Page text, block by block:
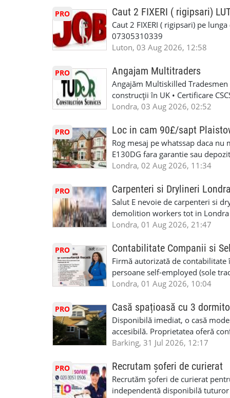
informații, contactați-ne la: 📞
PRO Caut 2 FIXERI ( rigipsari)
Caut 2 FIXERI ( rigipsari) pe
07305310339
Luton, 03 Aug 2026, 12:58
PRO Angajam Multitraders
Angajăm Multiskilled
construcții în UK • Certificare
specializate (căutăm
interioare • Permis de
(reprezintă un avantaj
performanță • £200 – £250 pe
posibilități reale de avansare •
oră pauză de masă) •
Londra, 03 Aug 2026, 02:52
PRO Loc in cam 90£/sapt
Rog mesaj pe whatssap daca nu
E130DG fara garantie sau
fiecare pat beneficiaza de dulap
saptaminal fara garantie sau
de 1/sapt) -tel- 07440366084
Londra, 02 Aug 2026, 11:34
PRO Carpenteri si Drylineri Londra
Salut E nevoie de carpenteri si
demolition workers tot in
Londra, 01 Aug 2026, 21:47
PRO Contabilitate Companii si
Firmă autorizată de contabilitate
persoane self-employed (sole
închiriate (landlords) Serviciile
HMRC: PAYE / VAT / CIS ✔
Consultanță fiscală ✔ Declarații
Corporation Tax ✔ Company
planuri ✔ Cash-flow și previziuni
serviciile noastre? ✔ Suntem
ca tax agents ✔ Suntem
Service Provider), astfel putem
Londra, 01 Aug 2026, 10:04
PRO Casă spațioasă cu 3
Disponibilă imediat, o casă
accesibilă. Proprietatea oferă
sau pentru persoane care caută
disponibilă Locuință recent
facilități locale Condiții:
Disponibilă imediat Contract
Barking, 31 Jul 2026, 12:17
PRO Recrutam șoferi de curierat
Recrutăm șoferi de curierat
independentă disponibilă